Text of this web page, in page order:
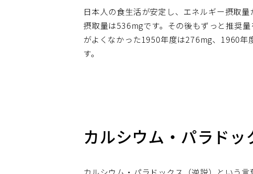
日本人の食生活が安定し、エネルギー摂取
摂取量は536mgです。その後もずっと推奨
がよくなかった1950年度は276mg、1960
す。
カルシウム・パラド